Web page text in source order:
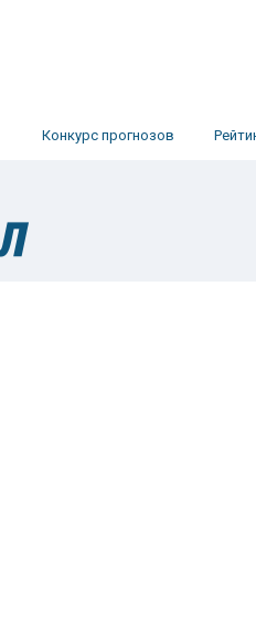
Конкурс прогнозов